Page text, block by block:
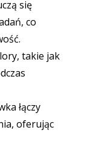
się
co
takie jak
łączy
oferując